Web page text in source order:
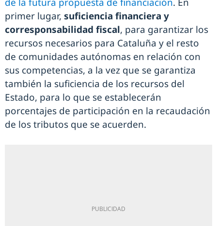
primer lugar, suficiencia financiera y
corresponsabilidad fiscal, para garantizar los
recursos necesarios para Cataluña y el resto
de comunidades autónomas en relación con
sus competencias, a la vez que se garantiza
también la suficiencia de los recursos del
Estado, para lo que se establecerán
porcentajes de participación en la recaudación
de los tributos que se acuerden.